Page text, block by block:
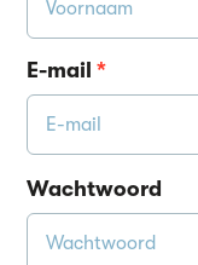
E-mail*
Wachtwoord